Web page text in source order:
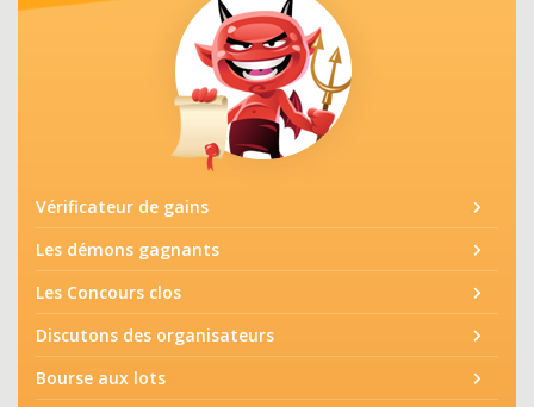
Vérificateur de gains
Les démons gagnants
Les Concours clos
Discutons des organisateurs
Bourse aux lots